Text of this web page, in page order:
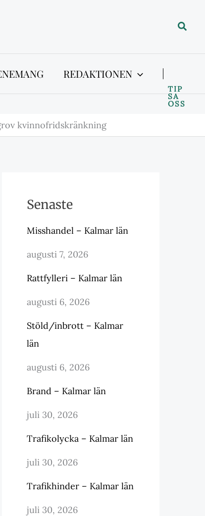
Sök
REDAKTIONEN
TIP
SA
OSS
kvinnofridskränkning
Senaste
Misshandel – Kalmar län
augusti 7, 2026
Rattfylleri – Kalmar län
augusti 6, 2026
Stöld/inbrott – Kalmar
län
augusti 6, 2026
Brand – Kalmar län
juli 30, 2026
Trafikolycka – Kalmar län
juli 30, 2026
Trafikhinder – Kalmar län
juli 30, 2026